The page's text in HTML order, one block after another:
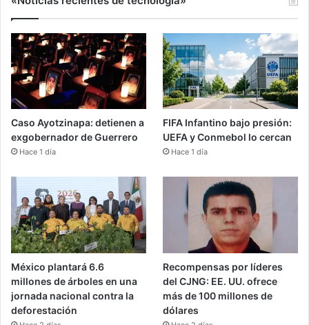
Caso Ayotzinapa: detienen a
exgobernador de Guerrero
Hace 1 día
FIFA Infantino bajo presión:
UEFA y Conmebol lo cercan
Hace 1 día
México plantará 6.6
millones de árboles en una
jornada nacional contra la
deforestación
Recompensas por líderes
del CJNG: EE. UU. ofrece
más de 100 millones de
dólares